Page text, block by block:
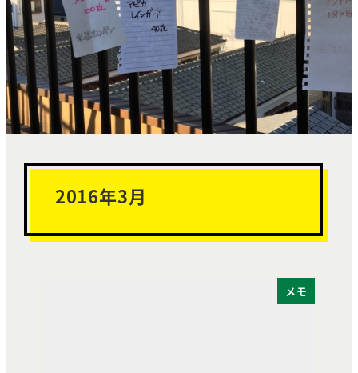
2018年10月25日
READ MORE
2016年3月
メモ